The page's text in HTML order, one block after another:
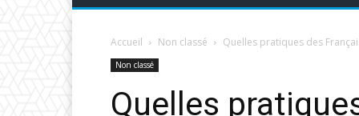
Accueil Non classé Quelles pratiques des
Non classé
Quelles